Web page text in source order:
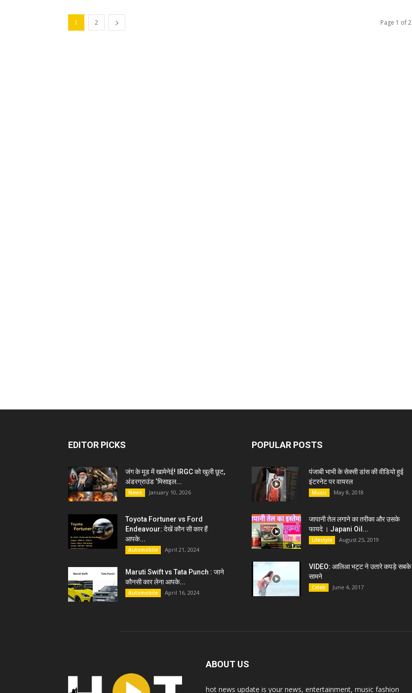
1 2 Page 1 of 2
EDITOR PICKS
जंग के मूड में खामेनेई! IRGC को खुली छूट,
अंडरग्राउंड ‘मिसाइल...
News January 10, 2026
Toyota Fortuner vs Ford
Endeavour: देखें कौन सी कार हैं
आपके...
Automobile April 21, 2024
Maruti Swift vs Tata Punch : जाने
कौनसी कार लेना आपके...
Automobile April 16, 2024
POPULAR POSTS
पंजाबी भाभी के सेक्सी डांस की वीडियो हुई
इंटरनेट पर वायरल
Music May 8, 2018
जापानी तेल लगाने का तरीका और उसके
फायदे । Japani Oil...
Lifestyle August 25, 2019
VIDEO: आलिआ भट्ट ने उतारे कपड़े सबके
सामने
Celeb June 4, 2017
ABOUT US
hot news update is your news, entertainment, music fashion